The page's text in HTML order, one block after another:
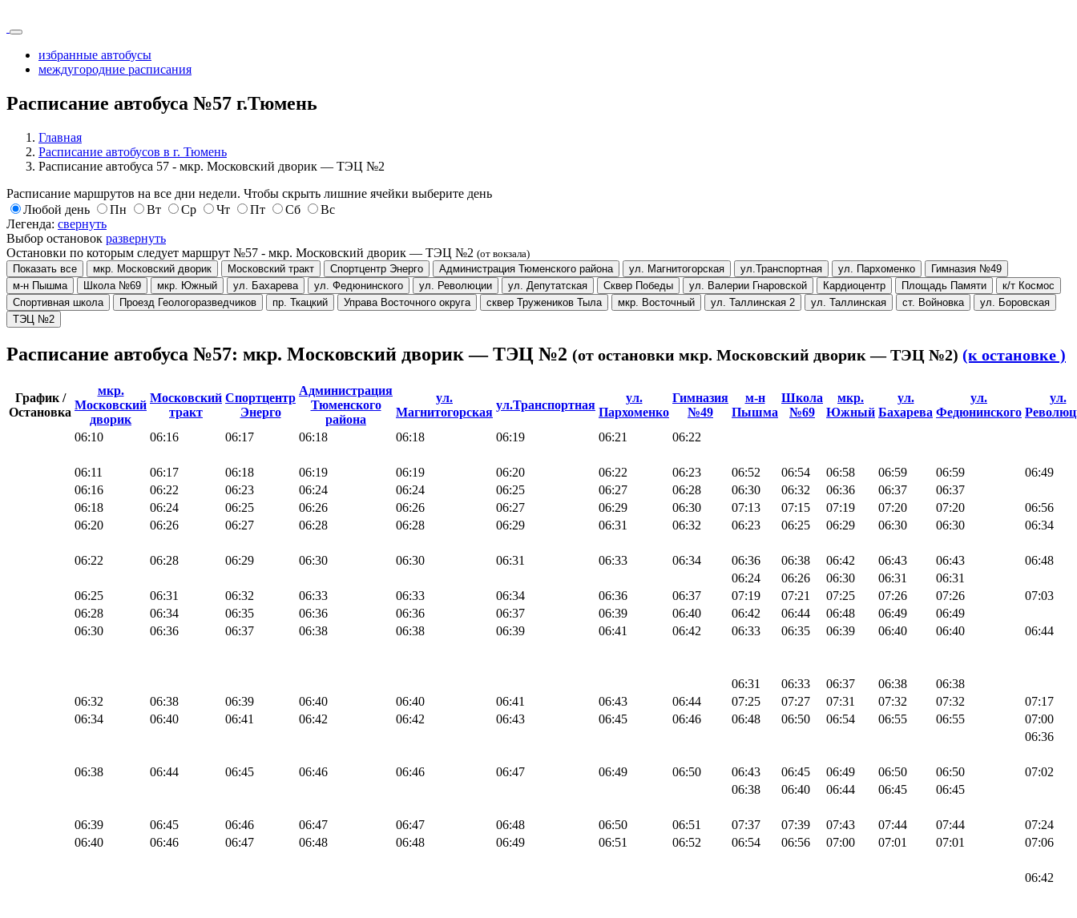
избранные автобусы
междугородние расписания
Расписание автобуса №57 г.Тюмень
Главная
Расписание автобусов в г. Тюмень
Расписание автобуса 57 - мкр. Московский дворик — ТЭЦ №2
Расписание маршрутов на все дни недели. Чтобы скрыть лишние ячейки выберите день
Любой день
Пн Вт Ср Чт Пт Сб
Вс
Легенда: свернуть
Выбор остановок развернуть
Остановки по которым следует маршрут №57 - мкр. Московский дворик — ТЭЦ №2 (от вокзала)
Показать все
мкр. Московский дворик Московский тракт Спортцентр Энерго Администрация Тюменского района ул. Магнитогорская ул.Транспортная ул. Пархоменко
Гимназия №49
м-н Пышма
Школа №69 мкр. Южный ул. Бахарева ул. Федюнинского ул. Революции ул. Депутатская Сквер Победы ул. Валерии Гнаровской Кардиоцентр Площадь Памяти
к/т Космос
Спортивная школа
Проезд Геологоразведчиков пр. Ткацкий Управа Восточного округа сквер Тружеников Тыла мкр. Восточный ул. Таллинская 2 ул. Таллинская ст. Войновка
ул. Боровская
ТЭЦ №2
Расписание автобуса №57: мкр. Московский дворик — ТЭЦ №2 (от остановки мкр. Московский дворик — ТЭЦ №2) (к остановке )
График /
Остановка
мкр.
Московский
дворик
Московский
тракт
Спортцентр
Энерго
Администрация
Тюменского
района
ул.
Магнитогорская
ул.Транспортная
ул.
Пархоменко
Гимназия
№49
м-н
Пышма
Школа
№69
мкр.
Южный
ул.
Бахарева
ул.
Федюнинского
ул.
06:10
06:16 06:17 06:18 06:18 06:19 06:21 06:22
06:11 06:17 06:18 06:19 06:19 06:20 06:22 06:23 06:52 06:54 06:58 06:59 06:59
06:49
06:16
06:22 06:23 06:24 06:24 06:25 06:27 06:28 06:30 06:32 06:36 06:37
06:37
06:18
06:24 06:25 06:26 06:26 06:27 06:29 06:30 07:13 07:15 07:19 07:20 07:20
06:56
06:20
06:26 06:27 06:28 06:28 06:29 06:31 06:32 06:23 06:25 06:29 06:30 06:30 06:34
06:22 06:28 06:29 06:30 06:30 06:31 06:33 06:34 06:36 06:38 06:42 06:43 06:43
06:48
06:24
06:26 06:30 06:31
06:31
06:25
06:31 06:32 06:33 06:33 06:34 06:36 06:37 07:19 07:21 07:25 07:26 07:26
07:03
06:28
06:34 06:35 06:36 06:36 06:37 06:39 06:40 06:42 06:44 06:48 06:49
06:49
06:30
06:36 06:37 06:38 06:38 06:39 06:41 06:42 06:33 06:35 06:39 06:40 06:40 06:44
06:31 06:33 06:37 06:38
06:38
06:32
06:38 06:39 06:40 06:40 06:41 06:43 06:44 07:25 07:27 07:31 07:32 07:32
07:17
06:34
06:40 06:41 06:42 06:42 06:43 06:45 06:46 06:48 06:50 06:54 06:55 06:55
07:00
06:36
06:38 06:44 06:45 06:46 06:46 06:47 06:49 06:50 06:43 06:45 06:49 06:50 06:50
07:02
06:38
06:40 06:44 06:45 06:45
06:39 06:45 06:46 06:47 06:47 06:48 06:50 06:51 07:37 07:39 07:43 07:44 07:44
07:24
06:40
06:46 06:47 06:48 06:48 06:49 06:51 06:52 06:54 06:56 07:00 07:01 07:01 07:06
06:42